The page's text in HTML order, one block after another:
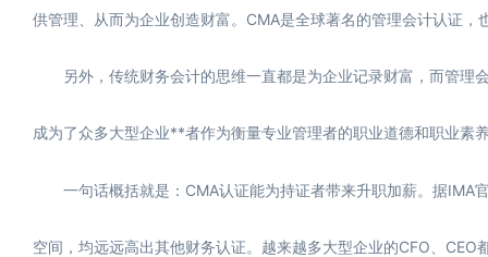
供管理、从而为企业创造财富。CMA是全球著名的管理会计认证
另外，传统财务会计的思维一直都是为企业记录财富，而管理
成为了众多大型企业**者作为衡量专业管理者的职业道德和职业素
一句话概括就是：CMA认证能为持证者带来升职加薪。据IMA
空间，均远远高出其他财务认证。越来越多大型企业的CFO、CEO